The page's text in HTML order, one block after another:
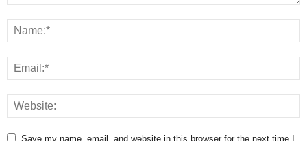
Save my name, email, and website in this browser for the next time I